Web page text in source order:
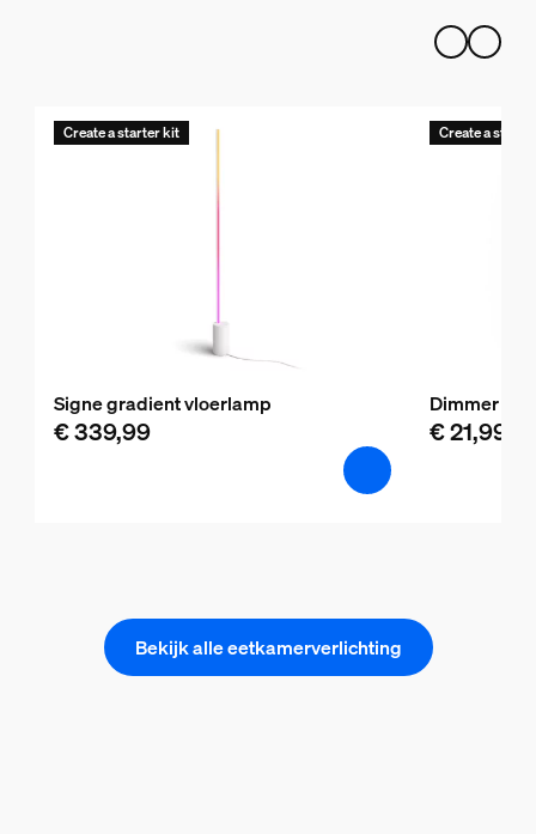
Create a starter kit
Signe gradient vloerlamp
€ 339,99
Create a
Dimmer
€ 21,99
Bekijk alle eetkamerverlichting